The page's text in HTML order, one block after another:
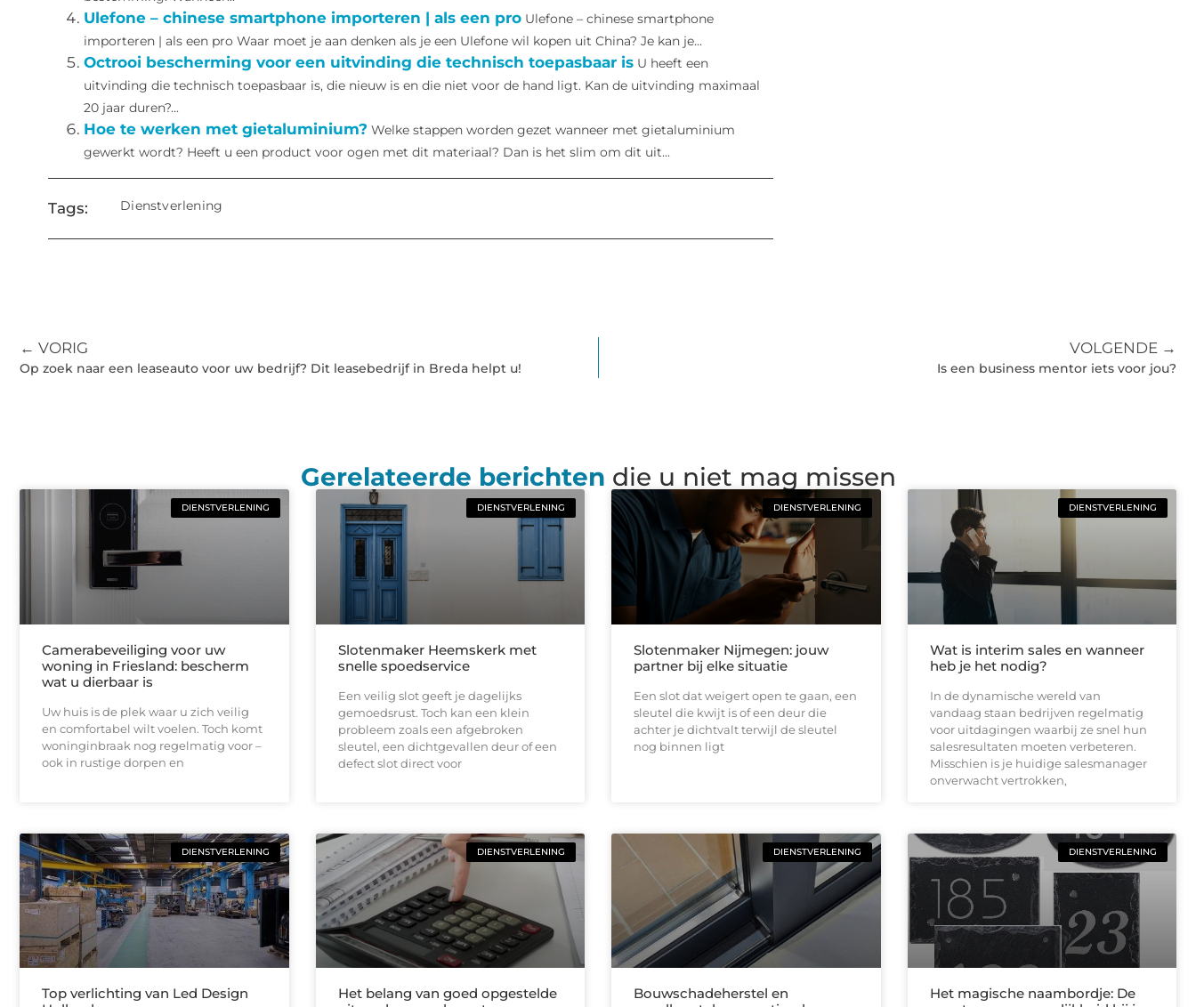
Ulefone – chinese smartphone importeren | als een pro Ulefone – chinese smartphone
importeren | als een pro Waar moet je aan denken als je een Ulefone wil kopen uit China? Je kan je...
Octrooi bescherming voor een uitvinding die technisch toepasbaar is U heeft een
uitvinding die technisch toepasbaar is, die nieuw is en die niet voor de hand ligt. Kan de uitvinding maximaal
20 jaar duren?...
Hoe te werken met gietaluminium? Welke stappen worden gezet wanneer met gietaluminium
gewerkt wordt? Heeft u een product voor ogen met dit materiaal? Dan is het slim om dit uit...
Tags: Dienstverlening
← VORIG
Op zoek naar een leaseauto voor uw bedrijf? Dit leasebedrijf in Breda helpt u!
VOLGENDE →
Is een business mentor iets voor jou?
Gerelateerde berichten die u niet mag missen
DIENSTVERLENING
Camerabeveiliging voor uw
woning in Friesland: bescherm
wat u dierbaar is
Uw huis is de plek waar u zich veilig
en comfortabel wilt voelen. Toch komt
woninginbraak nog regelmatig voor –
ook in rustige dorpen en
DIENSTVERLENING
Slotenmaker Heemskerk met
snelle spoedservice
Een veilig slot geeft je dagelijks
gemoedsrust. Toch kan een klein
probleem zoals een afgebroken
sleutel, een dichtgevallen deur of een
defect slot direct voor
DIENSTVERLENING
Slotenmaker Nijmegen: jouw
partner bij elke situatie
Een slot dat weigert open te gaan, een
sleutel die kwijt is of een deur die
achter je dichtvalt terwijl de sleutel
nog binnen ligt
DIENSTVERLENING
Wat is interim sales en wanneer
heb je het nodig?
In de dynamische wereld van
vandaag staan bedrijven regelmatig
voor uitdagingen waarbij ze snel hun
salesresultaten moeten verbeteren.
Misschien is je huidige salesmanager
onverwacht vertrokken,
DIENSTVERLENING
Top verlichting van Led Design
DIENSTVERLENING
Het belang van goed opgestelde
DIENSTVERLENING
Bouwschadeherstel en
DIENSTVERLENING
Het magische naambordje: De